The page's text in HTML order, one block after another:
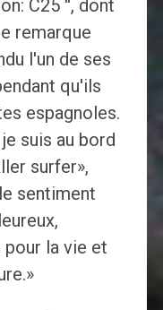
C25 '', dont
remarque
l'un de ses
qu'ils
espagnoles.
suis au bord
surfer»,
sentiment
la vie et